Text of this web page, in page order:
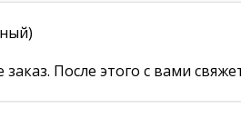
После этого с вами